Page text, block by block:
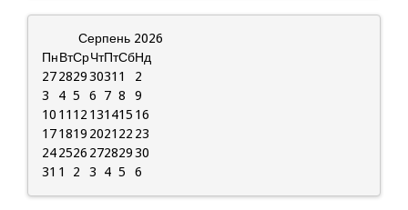
Серпень 2026
ПнВтСрЧтПтСбНд
2728293031 1
2
3
4 5 6 7 8
9
10 11 12 131415 16
171819 2021 22 23
242526 27282930
31 1 2 3 4 5 6